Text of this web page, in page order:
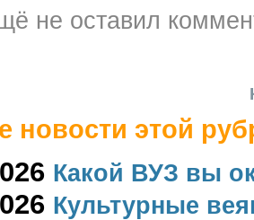
не оставил
новости этой
Какой ВУЗ вы
Культурные